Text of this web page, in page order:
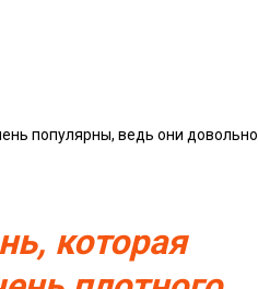
популярны, ведь они довольно
которая